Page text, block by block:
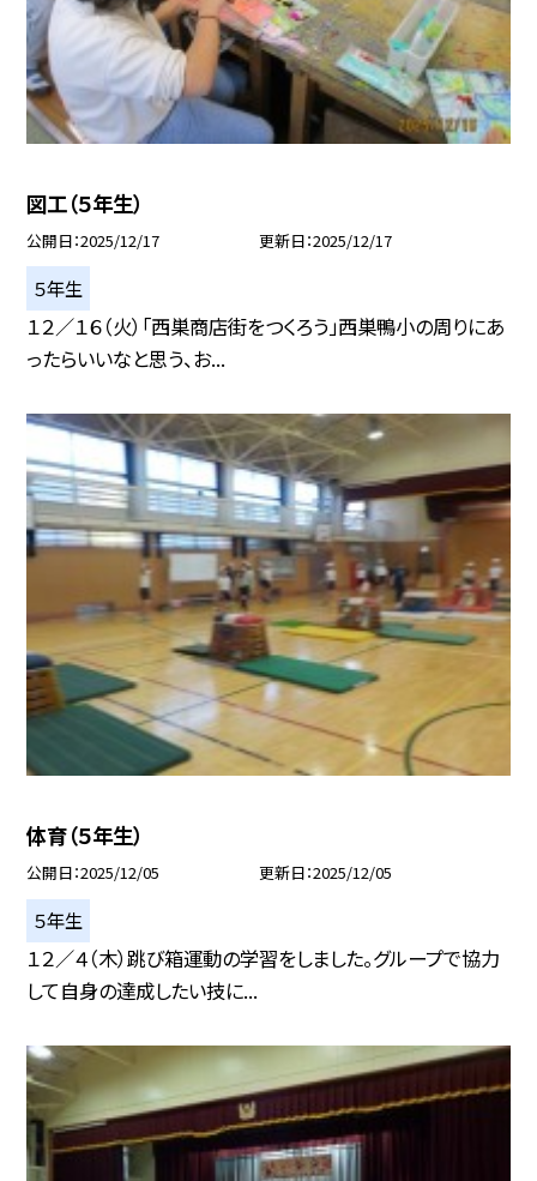
図工（５年生）
公開日 2025/12/17 更新日 2025/12/17
５年生
１２／１６（火）「西巣商店街をつくろう」西巣鴨小の周りにあ
ったらいいなと思う、お...
体育（５年生）
公開日 2025/12/05 更新日 2025/12/05
５年生
１２／４（木）跳び箱運動の学習をしました。グループで協力
して自身の達成したい技に...